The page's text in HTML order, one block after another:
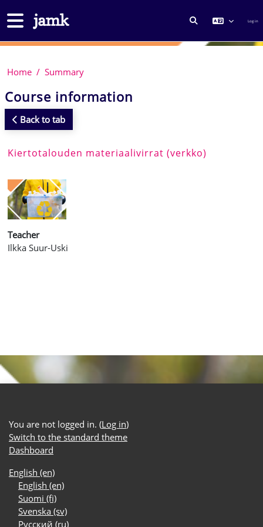
Side panel
TOGGLE Log in
Home Summary
Course information
Back to tab
Kiertotalouden materiaalivirrat (verkko)
Teacher
Ilkka Suur-Uski
You are not logged in. (Log in)
Switch to the standard theme
Dashboard
English ‎(en)‎
English ‎(en)‎
Suomi ‎(fi)‎
Svenska ‎(sv)‎
Русский ‎(ru)‎